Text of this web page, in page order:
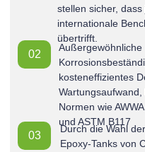
Außergewöhnliche
kosteneffizientes
Normen wie
und ASTM B117
02
stellen sicher,
internationale
übertrifft.
03
Durch die Wahl
Epoxy-Tanks von